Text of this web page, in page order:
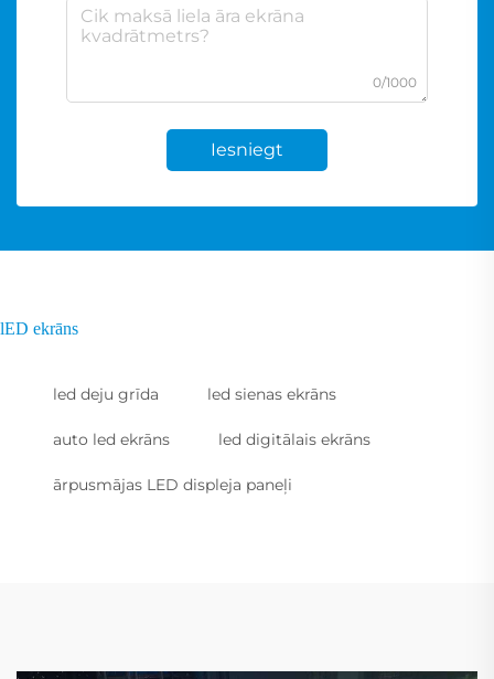
0/1000
Iesniegt
lED ekrāns
led deju grīda led sienas ekrāns
auto led ekrāns led digitālais ekrāns
ārpusmājas LED displeja paneļi